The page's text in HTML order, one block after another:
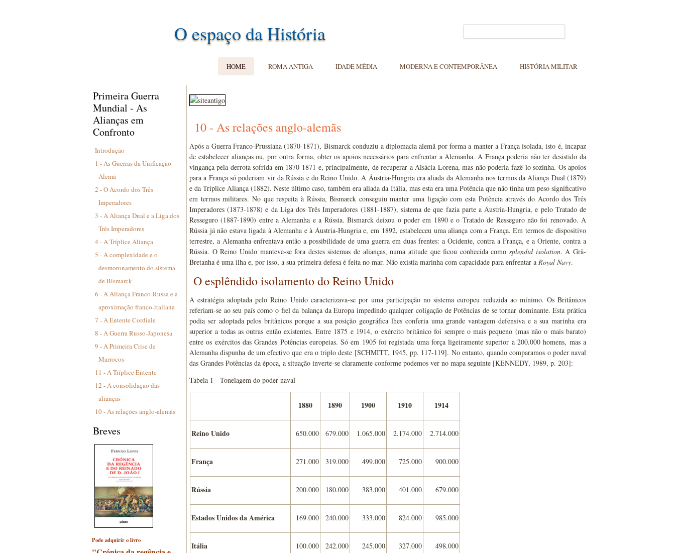
O espaço da História
HOME ROMA ANTIGA IDADE MÉDIA MODERNA E CONTEMPORÂNEA HISTÓRIA MILITAR
Primeira Guerra
Mundial - As
Alianças em
Confronto
Introdução
1 - As Guerras da Unificação
Alemã
2 - O Acordo dos Três
Imperadores
3 - A Aliança Dual e a Liga dos
Três Imperadores
4 - A Tríplice Aliança
5 - A complexidade e o
desmoronamento do sistema
de Bismarck
6 - A Aliança Franco-Russa e a
aproximação franco-italiana
7 - A Entente Cordiale
8 - A Guerra Russo-Japonesa
9 - A Primeira Crise de
Marrocos
11 - A Tríplice Entente
12 - A consolidação das
alianças
10 - As relações anglo-alemãs
Breves
Pode adquirir o livro
10 - As relações anglo-alemãs
Após a Guerra Franco-Prussiana (1870-1871), Bismarck conduziu a diplomacia alemã por forma a manter a França isolada, isto é, incapaz
de estabelecer alianças ou, por outra forma, obter os apoios necessários para enfrentar a Alemanha. A França poderia não ter desistido da
vingança pela derrota sofrida em 1870-1871 e, principalmente, de recuperar a Alsácia Lorena, mas não poderia fazê-lo sozinha. Os apoios
para a França só poderiam vir da Rússia e do Reino Unido. A Áustria-Hungria era aliada da Alemanha nos termos da Aliança Dual (1879)
e da Tríplice Aliança (1882). Neste último caso, também era aliada da Itália, mas esta era uma Potência que não tinha um peso significativo
em termos militares. No que respeita à Rússia, Bismarck conseguiu manter uma ligação com esta Potência através do Acordo dos Três
Imperadores (1873-1878) e da Liga dos Três Imperadores (1881-1887), sistema de que fazia parte a Áustria-Hungria, e pelo Tratado de
Resseguro (1887-1890) entre a Alemanha e a Rússia. Bismarck deixou o poder em 1890 e o Tratado de Resseguro não foi renovado. A
Rússia já não estava ligada à Alemanha e à Áustria-Hungria e, em 1892, estabeleceu uma aliança com a França. Em termos de dispositivo
terrestre, a Alemanha enfrentava então a possibilidade de uma guerra em duas frentes: a Ocidente, contra a França, e a Oriente, contra a
Rússia. O Reino Unido manteve-se fora destes sistemas de alianças, numa atitude que ficou conhecida comosplendid isolation. A Grã-
Bretanha é uma ilha e, por isso, a sua primeira defesa é feita no mar. Não existia marinha com capacidade para enfrentar a Royal Navy.
O esplêndido isolamento do Reino Unido
A estratégia adoptada pelo Reino Unido caracterizava-se por uma participação no sistema europeu reduzida ao mínimo. Os Britânicos
referiam-se ao seu país como o fiel da balança da Europa impedindo qualquer coligação de Potências de se tornar dominante. Esta prática
podia ser adoptada pelos britânicos porque a sua posição geográfica lhes conferia uma grande vantagem defensiva e a sua marinha era
superior a todas as outras então existentes. Entre 1875 e 1914, o exército britânico foi sempre o mais pequeno (mas não o mais barato)
entre os exércitos das Grandes Potências europeias. Só em 1905 foi registada uma força ligeiramente superior a 200.000 homens, mas a
Alemanha dispunha de um efectivo que era o triplo deste [SCHMITT, 1945, pp. 117-119]. No entanto, quando comparamos o poder naval
das Grandes Potências da época, a situação inverte-se claramente conforme podemos ver no mapa seguinte [KENNEDY, 1989, p. 203]:
Tabela 1 - Tonelagem do poder naval
1880 1890 1900 1910 1914
Reino Unido 650.000 679.000 1.065.000 2.174.000 2.714.000
França 271.000 319.000 499.000 725.000 900.000
Rússia 200.000 180.000 383.000 401.000 679.000
Estados Unidos da América 169.000 240.000 333.000 824.000 985.000
Itália 100.000 242.000 245.000 327.000 498.000